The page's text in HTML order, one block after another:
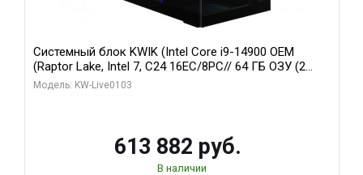
Системный блок KWIK (Intel Core i9-14900 OEM
(Raptor Lake, Intel 7, C24 16EC/8PC// 64 ГБ ОЗУ (2
модуля)/ Afox RTX4090 24GB GDDR6X 384-Bit 3xDP
Модель: KW-Live0103
613 882 руб.
В наличии